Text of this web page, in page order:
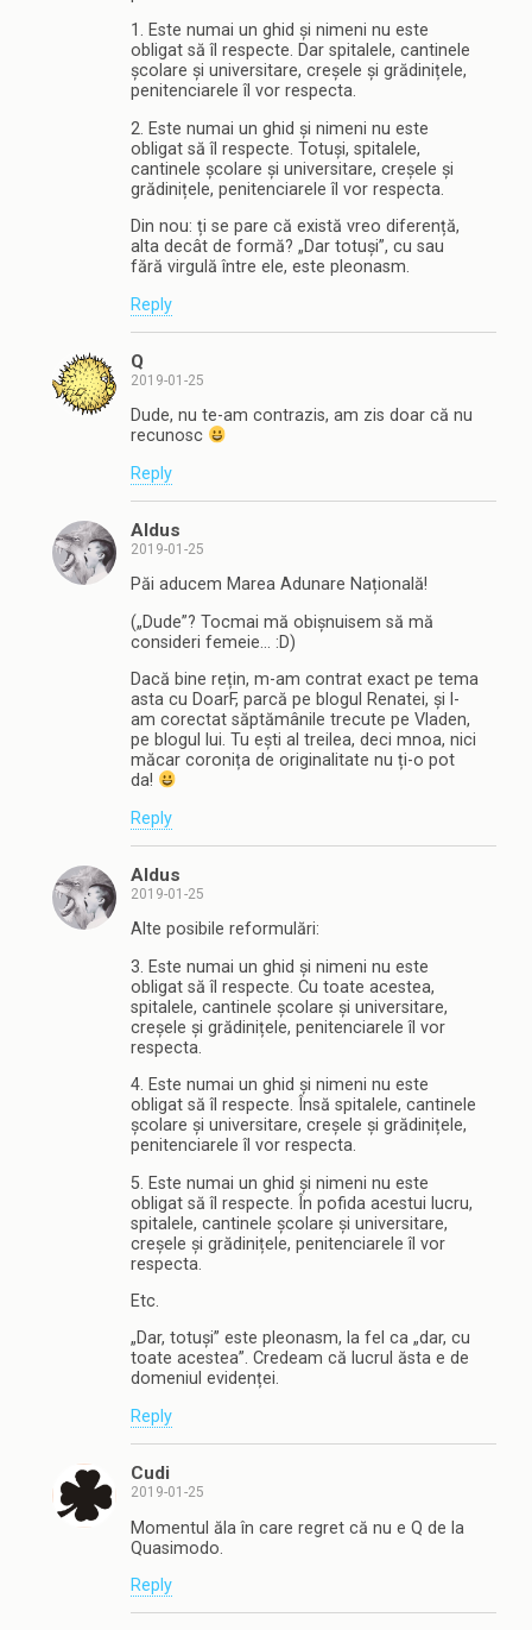
1. Este numai un ghid și nimeni nu este
obligat să îl respecte. Dar spitalele, cantinele
școlare și universitare, creșele și grădinițele,
penitenciarele îl vor respecta.
2. Este numai un ghid și nimeni nu este
obligat să îl respecte. Totuși, spitalele,
cantinele școlare și universitare, creșele și
grădinițele, penitenciarele îl vor respecta.
Din nou: ți se pare că există vreo diferență,
alta decât de formă? „Dar totuși”, cu sau
fără virgulă între ele, este pleonasm.
Reply
Q
2019-01-25
Dude, nu te-am contrazis, am zis doar că nu
recunosc
Reply
Aldus
2019-01-25
Păi aducem Marea Adunare Națională!
(„Dude”? Tocmai mă obișnuisem să mă
consideri femeie… :D)
Dacă bine rețin, m-am contrat exact pe tema
asta cu DoarF, parcă pe blogul Renatei, și l-
am corectat săptămânile trecute pe Vladen,
pe blogul lui. Tu ești al treilea, deci mnoa, nici
măcar coronița de originalitate nu ți-o pot
da!
Reply
Aldus
2019-01-25
Alte posibile reformulări:
3. Este numai un ghid și nimeni nu este
obligat să îl respecte. Cu toate acestea,
spitalele, cantinele școlare și universitare,
creșele și grădinițele, penitenciarele îl vor
respecta.
4. Este numai un ghid și nimeni nu este
obligat să îl respecte. Însă spitalele, cantinele
școlare și universitare, creșele și grădinițele,
penitenciarele îl vor respecta.
5. Este numai un ghid și nimeni nu este
obligat să îl respecte. În pofida acestui lucru,
spitalele, cantinele școlare și universitare,
creșele și grădinițele, penitenciarele îl vor
respecta.
Etc.
„Dar, totuși” este pleonasm, la fel ca „dar, cu
toate acestea”. Credeam că lucrul ăsta e de
domeniul evidenței.
Reply
Cudi
2019-01-25
Momentul ăla în care regret că nu e Q de la
Quasimodo.
Reply